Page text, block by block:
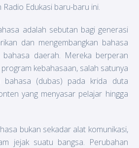
Edukasi baru-baru ini.
adalah sebutan bagi generasi
dan mengembangkan bahasa
bahasa daerah. Mereka berperan
kebahasaan, salah satunya
bahasa (dubas) pada krida duta
yang menyasar pelajar hingga
bukan sekadar alat komunikasi,
jejak suatu bangsa. Perubahan